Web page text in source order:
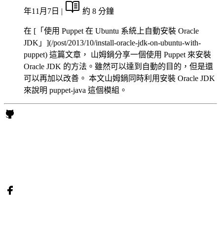
年11月7日 | 約 8 分鐘
在 [「使用 Puppet 在 Ubuntu 系統上自動安裝 Oracle
JDK」](/post/2013/10/install-oracle-jdk-on-ubuntu-with-
puppet) 這篇文章， 山姆鍋分享一個使用 Puppet 來安裝
Oracle JDK 的方法。雖然可以達到自動的目的，但是還
可以再加以改善。 本文山姆鍋同時利用安裝 Oracle JDK
來說明 puppet-java 這個模組。